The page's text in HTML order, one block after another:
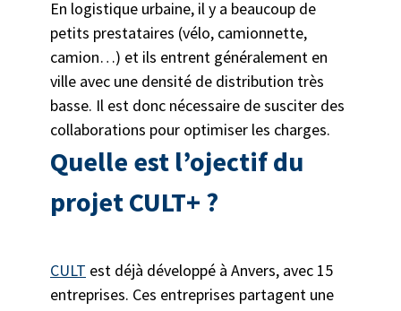
En logistique urbaine, il y a beaucoup de
petits prestataires (vélo, camionnette,
camion…) et ils entrent généralement en
ville avec une densité de distribution très
basse. Il est donc nécessaire de susciter des
collaborations pour optimiser les charges.
Quelle est l’ojectif du
projet CULT+ ?
CULT est déjà développé à Anvers, avec 15
entreprises. Ces entreprises partagent une